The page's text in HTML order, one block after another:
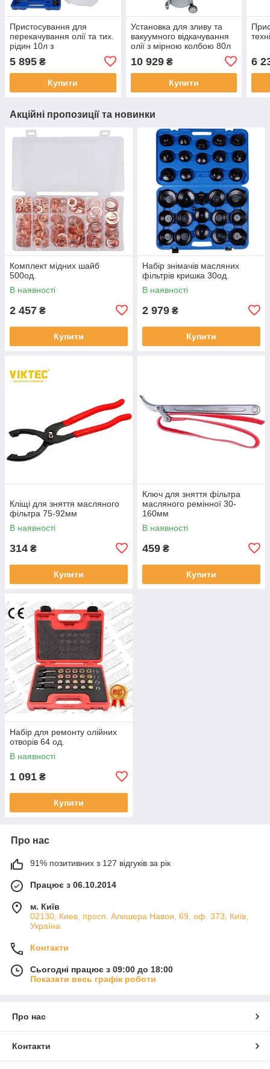
Пристосування для
перекачування олії та тих.
рідин 10л з
5 895 ₴
Купити
Установка для зливу та
вакуумного відкачування
олії з мірною колбою 80л
10 929₴
Купити
6
Акційні пропозиції та новинки
Комплект мідних шайб
500од.
В наявності
2 457 ₴
Купити
Набір знімачів масляних
фільтрів кришка 30од.
В наявності
2 979 ₴
Купити
Кліщі для зняття масляного
фільтра 75-92мм
В наявності
314 ₴
Купити
Ключ для зняття фільтра
масляного ремінної 30-
160мм
В наявності
459 ₴
Купити
Набір для ремонту олійних
отворів 64 од.
В наявності
1 091 ₴
Купити
Про нас
91% позитивних з 127 відгуків за рік
Працює з 06.10.2014
м. Київ
02130, Киев, просп. Алишера Навои, 69, оф. 373, Київ,
Україна
Контакти
Сьогодні працює з 09:00 до 18:00
Показати весь графік роботи
Про нас
Контакти